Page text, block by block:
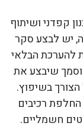
קפדני ושיתוף
יש לבצע סקר
להערכת הבלאי
שיבצע את
בשיפוץ.
רכיבים
חשמליים.